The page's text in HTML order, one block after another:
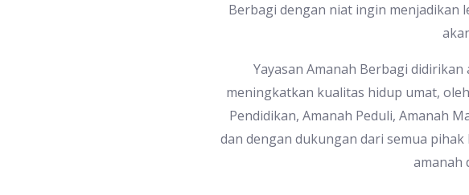
Berbagi dengan niat ingin menjadikan
Yayasan Amanah Berbagi
meningkatkan kualitas hidup umat,
Pendidikan, Amanah Peduli, Amanah
dan dengan dukungan dari semua pihak
amanah